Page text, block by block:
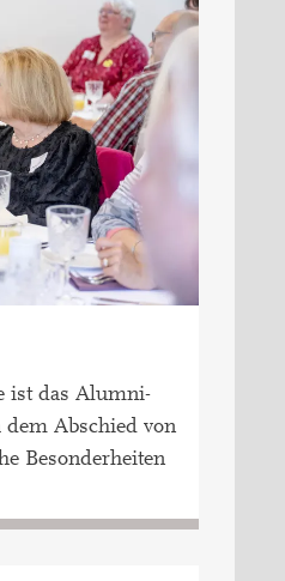
ist das Alumni-
dem Abschied von
Besonderheiten